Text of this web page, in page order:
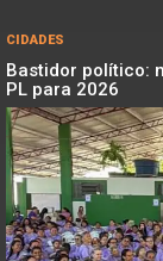
CIDADES
Bastidor político:
PL para 2026